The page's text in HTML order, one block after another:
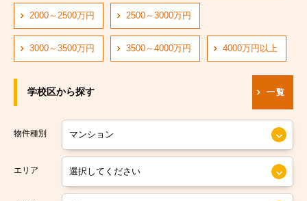
大阪市東住吉区
大阪市西成区
大阪市住之江区
大阪市平野区
大阪市北区
阪神なんば線
阪急神戸線
阪堺電軌阪堺線
大阪市営今里筋線
大阪市営堺筋線
南海本線
2000～2500万円 2500～3000万円
3000～3500万円 3500～4000万円 4000万円以上
学校区から探す 一覧
物件種別
エリア